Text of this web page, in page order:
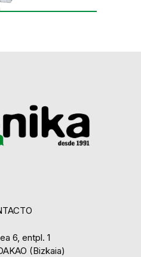
6, entpl. 1
(Bizkaia)